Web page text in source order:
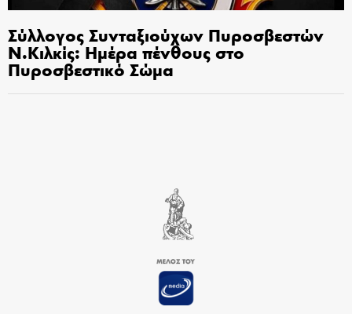
Σύλλογος Συνταξιούχων Πυροσβεστών
Ν.Κιλκίς: Ημέρα πένθους στο
Πυροσβεστικό Σώμα